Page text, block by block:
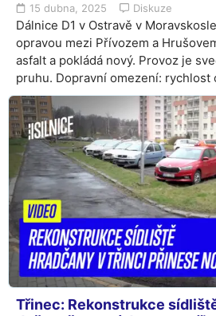
15 dubna, 2025 Diskuze
Dálnice D1 v Ostravě v
opravou mezi Přívozem a
asfalt a pokládá nový. Provoz je
pruhu. Dopravní omezení: rychlost
Třinec: Rekonstrukce